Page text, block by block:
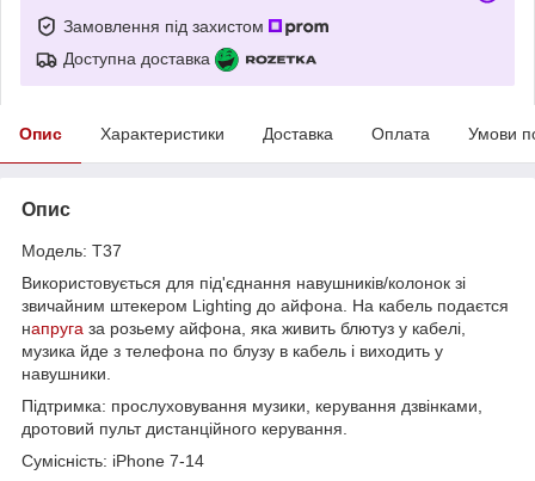
Замовлення під захистом
Доступна доставка
Опис Характеристики Доставка Оплата Умови
Опис
Модель: T37
Використовується для під'єднання навушників/колонок зі
звичайним штекером Lighting до айфона. На кабель подаєтся
напруга за розьему айфона, яка живить блютуз у кабелі,
музика йде з телефона по блузу в кабель і виходить у
навушники.
Підтримка: прослуховування музики, керування дзвінками,
дротовий пульт дистанційного керування.
Сумісність: iPhone 7-14